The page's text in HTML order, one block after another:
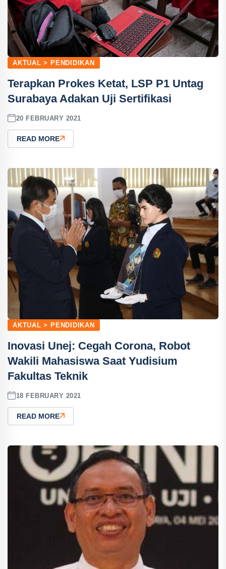
AKTUAL > PENDIDIKAN
Terapkan Prokes Ketat, LSP P1 Untag
Surabaya Adakan Uji Sertifikasi
20 FEBRUARY 2021
READ MORE
AKTUAL > PENDIDIKAN
Inovasi Unej: Cegah Corona, Robot
Wakili Mahasiswa Saat Yudisium
Fakultas Teknik
18 FEBRUARY 2021
READ MORE